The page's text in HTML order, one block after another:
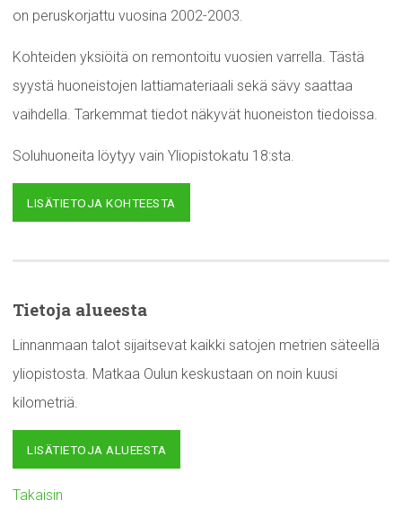
on peruskorjattu vuosina 2002-2003.
Kohteiden yksiöitä on remontoitu vuosien varrella. Tästä
syystä huoneistojen lattiamateriaali sekä sävy saattaa
vaihdella. Tarkemmat tiedot näkyvät huoneiston tiedoissa.
Soluhuoneita löytyy vain Yliopistokatu 18:sta.
LISÄTIETOJA KOHTEESTA
Tietoja alueesta
Linnanmaan talot sijaitsevat kaikki satojen metrien säteellä
yliopistosta. Matkaa Oulun keskustaan on noin kuusi
kilometriä.
LISÄTIETOJA ALUEESTA
Takaisin